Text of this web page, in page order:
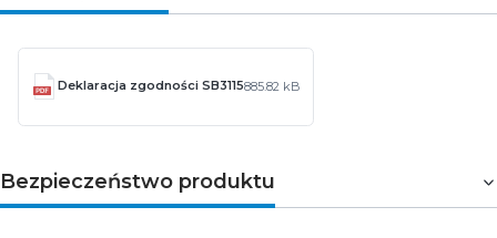
Deklaracja zgodności SB3115885.82 kB
Bezpieczeństwo produktu